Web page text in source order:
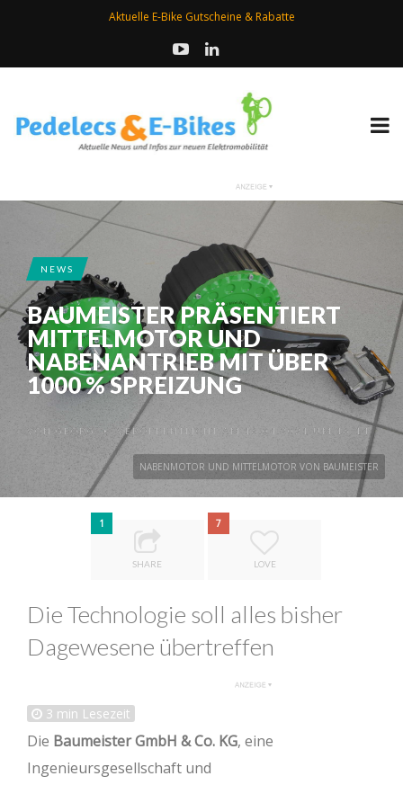
Aktuelle E-Bike Gutscheine & Rabatte
NABENMOTOR UND MITTELMOTOR VON BAUMEISTER
NEWS
BAUMEISTER PRÄSENTIERT
MITTELMOTOR UND
NABENANTRIEB MIT ÜBER
1000 % SPREIZUNG
VON GEORG • VERÖFFENTLICHT AM 16.04.2021 UM 16:14
1
SHARE
7
LOVE
Die Technologie soll alles bisher
Dagewesene übertreffen
3 min Lesezeit
Die Baumeister GmbH & Co. KG, eine
Ingenieursgesellschaft und